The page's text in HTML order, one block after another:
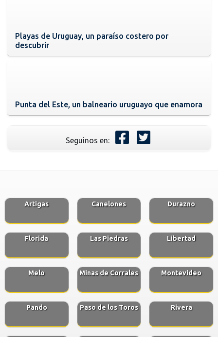
Playas de Uruguay, un paraíso costero por
descubrir
Punta del Este, un balneario uruguayo que enamora
Seguinos en:
Artigas Canelones Durazno
Florida Las Piedras Libertad
Melo Minas de Corrales Montevideo
Pando Paso de los Toros Rivera